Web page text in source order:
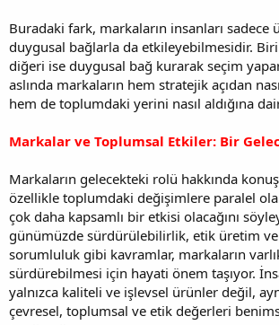
Buradaki fark, markaların insanları sadece
duygusal bağlarla da etkileyebilmesidir. Biri
diğeri ise duygusal bağ kurarak seçim
aslında markaların hem stratejik açıdan
hem de toplumdaki yerini nasıl aldığına
Markalar ve Toplumsal Etkiler: Bir
Markaların gelecekteki rolü hakkında
özellikle toplumdaki değişimlere paralel
çok daha kapsamlı bir etkisi olacağını
günümüzde sürdürülebilirlik, etik üretim ve
sorumluluk gibi kavramlar, markaların
sürdürebilmesi için hayati önem taşıyor.
yalnızca kaliteli ve işlevsel ürünler değil,
çevresel, toplumsal ve etik değerleri